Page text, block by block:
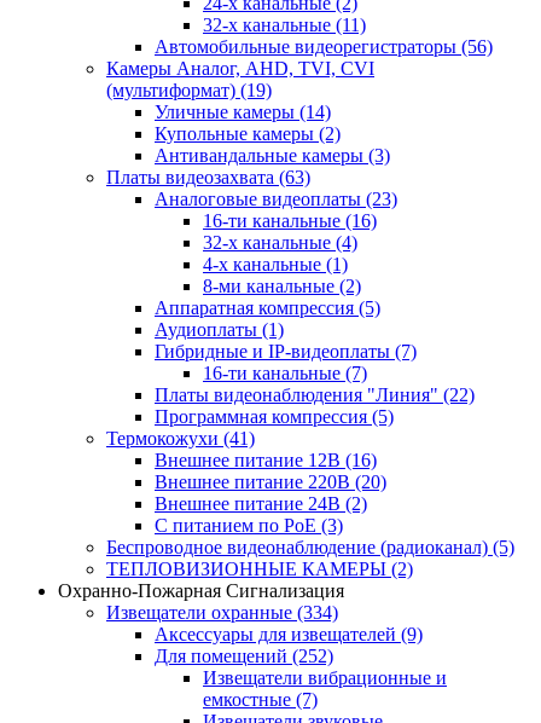
32-х канальные (11)
Автомобильные видеорегистраторы (56)
Камеры Аналог, AHD, TVI, CVI
(мультиформат) (19)
Уличные камеры (14)
Купольные камеры (2)
Антивандальные камеры (3)
Платы видеозахвата (63)
Аналоговые видеоплаты (23)
16-ти канальные (16)
32-х канальные (4)
4-х канальные (1)
8-ми канальные (2)
Аппаратная компрессия (5)
Аудиоплаты (1)
Гибридные и IP-видеоплаты (7)
16-ти канальные (7)
Платы видеонаблюдения "Линия" (22)
Программная компрессия (5)
Термокожухи (41)
Внешнее питание 12В (16)
Внешнее питание 220В (20)
Внешнее питание 24В (2)
С питанием по PoE (3)
Беспроводное видеонаблюдение (радиоканал) (5)
ТЕПЛОВИЗИОННЫЕ КАМЕРЫ (2)
Охранно-Пожарная Сигнализация
Извещатели охранные (334)
Аксессуары для извещателей (9)
Для помещений (252)
Извещатели вибрационные и
емкостные (7)